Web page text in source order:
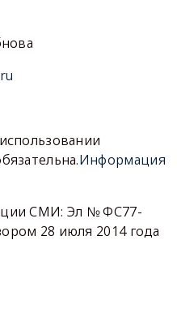
Информация
СМИ: Эл № ФС77-
28 июля 2014 года